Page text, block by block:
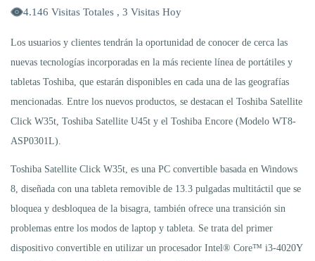
4.146 Visitas Totales , 3 Visitas Hoy
Los usuarios y clientes tendrán la oportunidad de conocer de cerca las
nuevas tecnologías incorporadas en la más reciente línea de portátiles y
tabletas Toshiba, que estarán disponibles en cada una de las geografías
mencionadas. Entre los nuevos productos, se destacan el Toshiba Satellite
Click W35t, Toshiba Satellite U45t y el Toshiba Encore (Modelo WT8-
ASP0301L).
Toshiba Satellite Click W35t, es una PC convertible basada en Windows
8, diseñada con una tableta removible de 13.3 pulgadas multitáctil que se
bloquea y desbloquea de la bisagra, también ofrece una transición sin
problemas entre los modos de laptop y tableta. Se trata del primer
dispositivo convertible en utilizar un procesador Intel® Core™ i3-4020Y